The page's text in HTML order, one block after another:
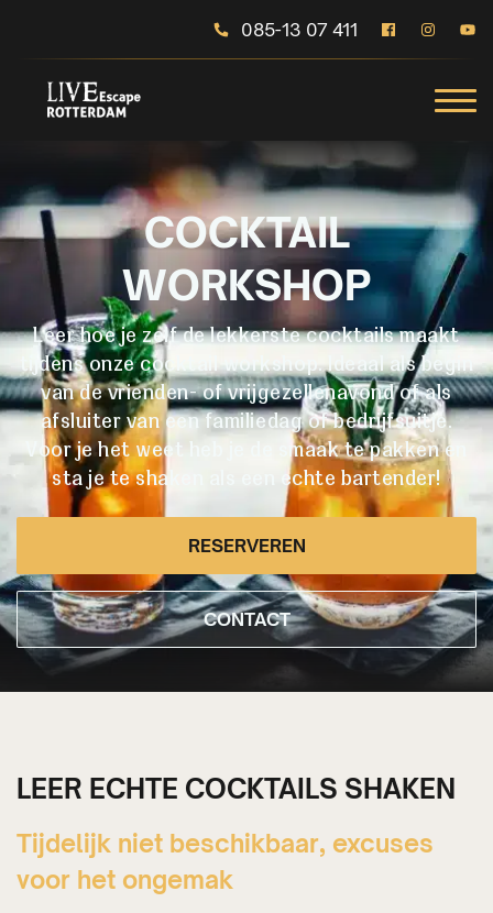
085-13 07 411
COCKTAIL
WORKSHOP
Leer hoe je zelf de lekkerste cocktails maakt
tijdens onze cocktail workshop. Ideaal als begin
van de vrienden- of vrijgezellenavond of als
afsluiter van een familiedag of bedrijfsuitje.
Voor je het weet heb je de smaak te pakken en
sta je te shaken als een echte bartender!
RESERVEREN
CONTACT
LEER ECHTE COCKTAILS SHAKEN
Tijdelijk niet beschikbaar, excuses
voor het ongemak